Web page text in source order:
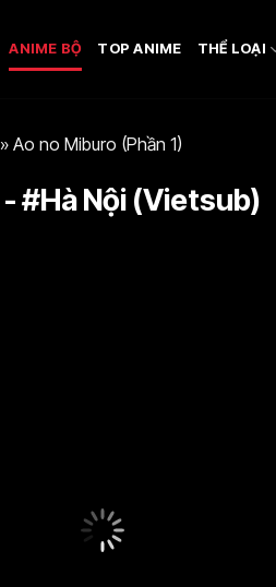
ANIME BỘ TOP ANIME THỂ LOẠI
» Ao no Miburo (Phần 1)
#Hà Nội (Vietsub)